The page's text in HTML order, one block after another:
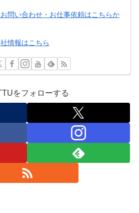
問い合わせ・お仕事依頼はこちらか
情報はこちら
をフォローする